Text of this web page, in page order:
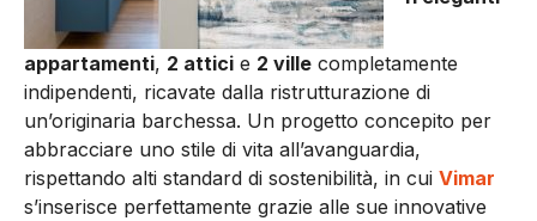
appartamenti, 2 attici e 2 ville completamente
indipendenti, ricavate dalla ristrutturazione di
un’originaria barchessa. Un progetto concepito per
abbracciare uno stile di vita all’avanguardia,
rispettando alti standard di sostenibilità, in cui Vimar
s’inserisce perfettamente grazie alle sue innovative